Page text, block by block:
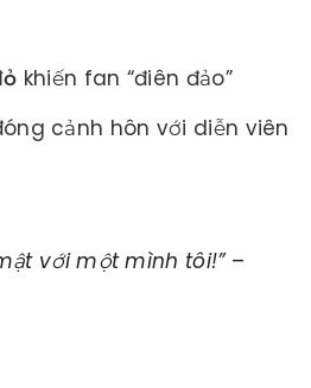
khiến fan “điên đảo”
cảnh hôn với diễn viên
với một mình tôi!”–